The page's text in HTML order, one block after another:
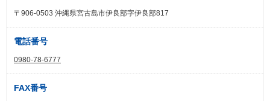
〒906-0503 沖縄県宮古島市伊良部字伊良部817
電話番号
0980-78-6777
FAX番号